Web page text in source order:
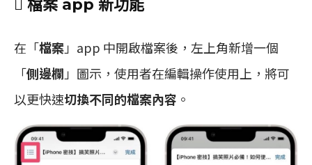
 檔案 app 新功能
在「檔案」app 中開啟檔案後，左上角新增一個
「側邊欄」圖示，使用者在編輯操作使用上，將可
以更快速切換不同的檔案內容 。